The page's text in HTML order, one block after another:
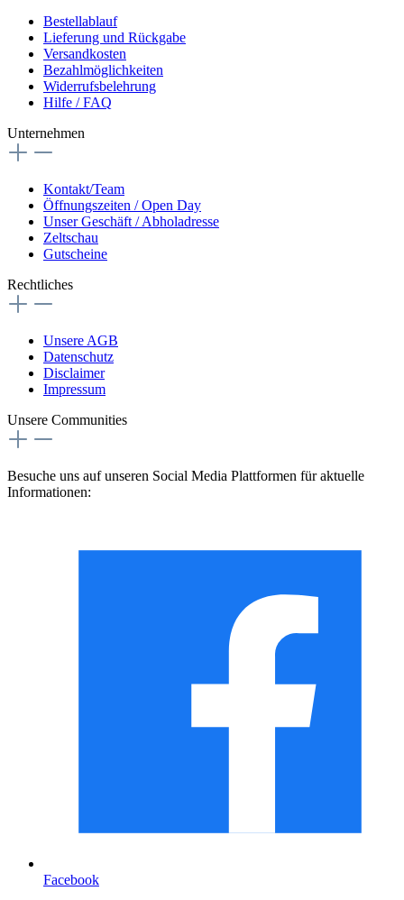
Bestellablauf
Lieferung und Rückgabe
Versandkosten
Bezahlmöglichkeiten
Widerrufsbelehrung
Hilfe / FAQ
Unternehmen
Kontakt/Team
Öffnungszeiten / Open Day
Unser Geschäft / Abholadresse
Zeltschau
Gutscheine
Rechtliches
Unsere AGB
Datenschutz
Disclaimer
Impressum
Unsere Communities
Besuche uns auf unseren Social Media Plattformen für aktuelle
Informationen:
Facebook